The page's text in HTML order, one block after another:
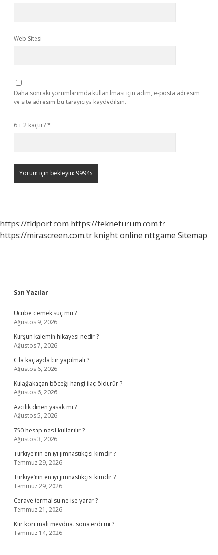
Web Sitesi
Daha sonraki yorumlarımda kullanılması için adım, e-posta adresim
ve site adresim bu tarayıcıya kaydedilsin.
6 + 2 kaçtır?*
https://tldport.com https://tekneturum.com.tr
https://mirascreen.com.tr knight online nttgame Sitemap
Sidebar
Son Yazılar
Ucube demek suç mu ?
Ağustos 9, 2026
Kurşun kalemin hikayesi nedir ?
Ağustos 7, 2026
Cila kaç ayda bir yapılmalı ?
Ağustos 6, 2026
Kulağakaçan böceği hangi ilaç öldürür ?
Ağustos 6, 2026
Avcılık dinen yasak mı ?
Ağustos 5, 2026
750 hesap nasıl kullanılır ?
Ağustos 3, 2026
Türkiye’nin en iyi jimnastikçisi kimdir ?
Temmuz 29, 2026
Türkiye’nin en iyi jimnastikçisi kimdir ?
Temmuz 29, 2026
Cerave termal su ne işe yarar ?
Temmuz 21, 2026
Kur korumalı mevduat sona erdi mi ?
Temmuz 14, 2026